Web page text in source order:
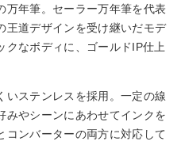
万年筆。セーラー万年筆を代表
王道デザインを受け継いだモデ
クなボディに、ゴールドIP仕上
いステンレスを採用。一定の線
みやシーンにあわせてインクを
コンバーターの両方に対応して